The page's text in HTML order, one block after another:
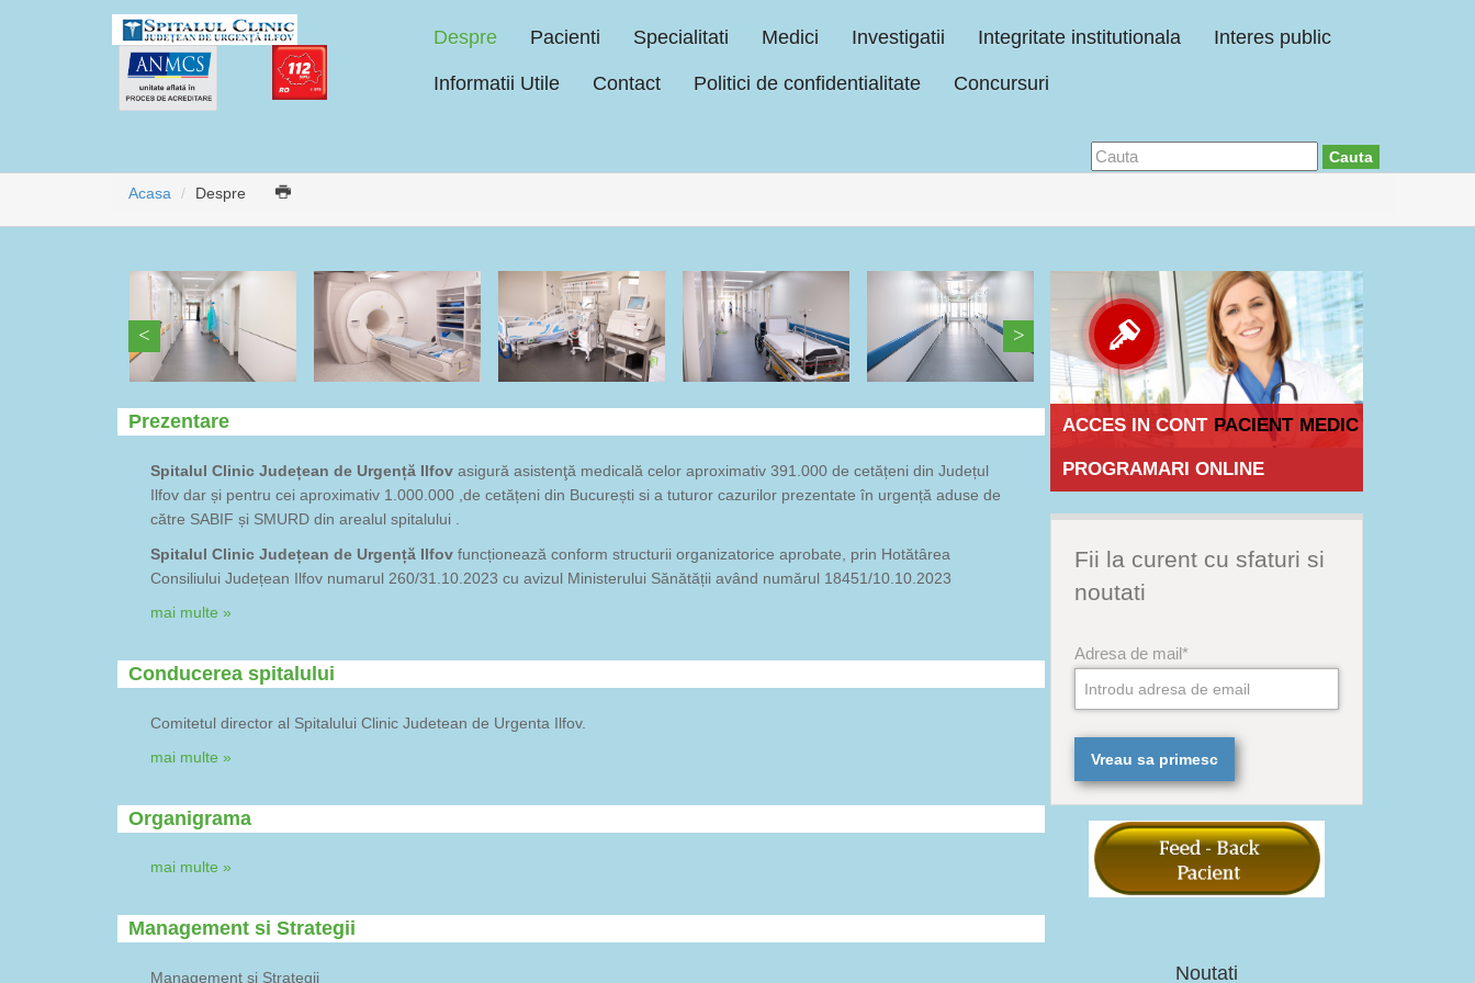
Despre Pacienti Specialitati Medici Investigatii Integritate institutionala Interes public
Informatii Utile Contact Politici de confidentialitate Concursuri
Cauta
Acasa Despre
Prezentare
Spitalul Clinic Județean de Urgență Ilfov asigură asistenţă medicală celor aproximativ 391.000 de cetățeni din Județul
Ilfov dar și pentru cei aproximativ 1.000.000 ,de cetățeni din București si a tuturor cazurilor prezentate în urgență aduse de
către SABIF și SMURD din arealul spitalului .
Spitalul Clinic Județean de Urgență Ilfov funcționează conform structurii organizatorice aprobate, prin Hotătârea
Consiliului Județean Ilfov numarul 260/31.10.2023 cu avizul Ministerului Sănătății având numărul 18451/10.10.2023
mai multe »
Conducerea spitalului
Comitetul director al Spitalului Clinic Judetean de Urgenta Ilfov.
mai multe »
Organigrama
mai multe »
Management si Strategii
Management si Strategii
ACCES IN CONT PACIENT MEDIC
PROGRAMARI ONLINE
Fii la curent cu sfaturi si
noutati
Adresa de mail*
Noutati